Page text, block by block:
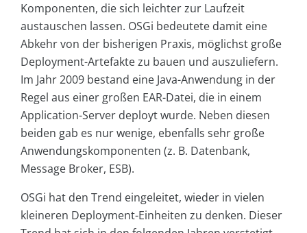
Komponenten, die sich leichter zur Laufzeit
austauschen lassen. OSGi bedeutete damit eine
Abkehr von der bisherigen Praxis, möglichst große
Deployment-Artefakte zu bauen und auszuliefern.
Im Jahr 2009 bestand eine Java-Anwendung in der
Regel aus einer großen EAR-Datei, die in einem
Application-Server deployt wurde. Neben diesen
beiden gab es nur wenige, ebenfalls sehr große
Anwendungskomponenten (z. B. Datenbank,
Message Broker, ESB).
OSGi hat den Trend eingeleitet, wieder in vielen
kleineren Deployment-Einheiten zu denken. Dieser